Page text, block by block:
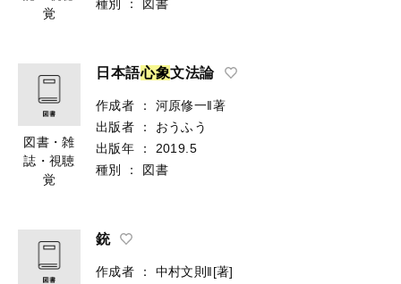
覚
種別
： 図書
図書・雑
誌・視聴
覚
日本語心象文法論
作成者 ：
河原修一‖著
出版者
：
おうふう
出版年
：
2019.5
種別
： 図書
銃
作成者 ：
中村文則‖[著]